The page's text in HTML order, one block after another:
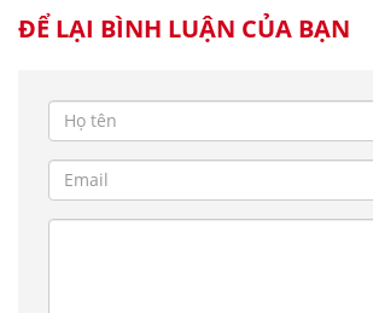
ĐỂ LẠI BÌNH LUẬN CỦA BẠN